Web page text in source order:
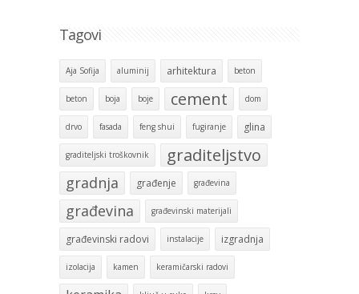
Tagovi
Aja Sofija aluminij arhitektura beton
beton boja boje cement dom
drvo fasada feng shui fugiranje glina
graditeljski troškovnik graditeljstvo
gradnja građenje građevina
građevina građevinski materijali
građevinski radovi instalacije izgradnja
izolacija kamen keramičarski radovi